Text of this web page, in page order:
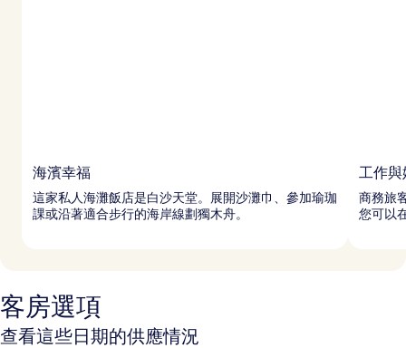
海濱幸福
這家私人海灘飯店是白沙天堂。展開沙灘巾、參加瑜珈
課或沿著適合步行的海岸線劃獨木舟。
工作
商務旅
您可以
客房選項
查看這些日期的供應情況